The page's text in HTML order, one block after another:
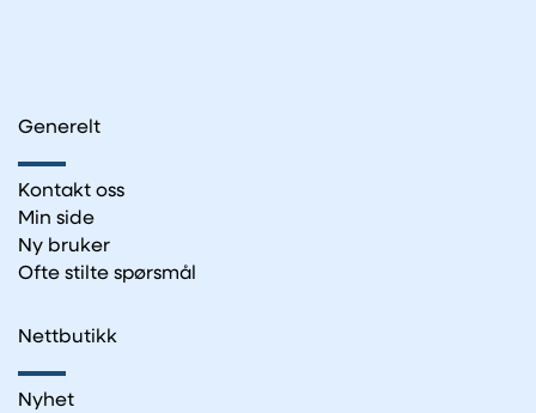
Generelt
Kontakt oss
Min side
Ny bruker
Ofte stilte spørsmål
Nettbutikk
Nyhet